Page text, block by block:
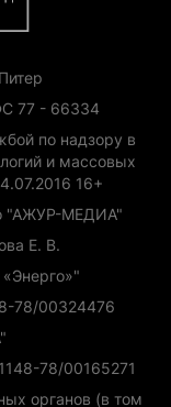
77 - 66334
по надзору в
и массовых
16+
"АЖУР-МЕДИА"
Е. В.
78/00324476
78/00165271
органов (в том